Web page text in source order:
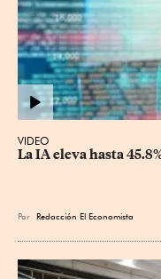
VIDEO
La IA eleva hasta
Por Redacción El Economista